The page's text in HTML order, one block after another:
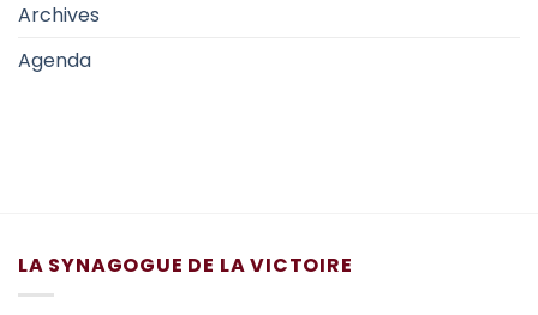
Archives
Agenda
LA SYNAGOGUE DE LA VICTOIRE